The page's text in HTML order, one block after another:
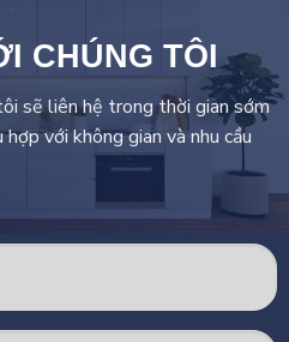
CHÚNG TÔI
sẽ liên hệ trong thời gian sớm
với không gian và nhu cầu